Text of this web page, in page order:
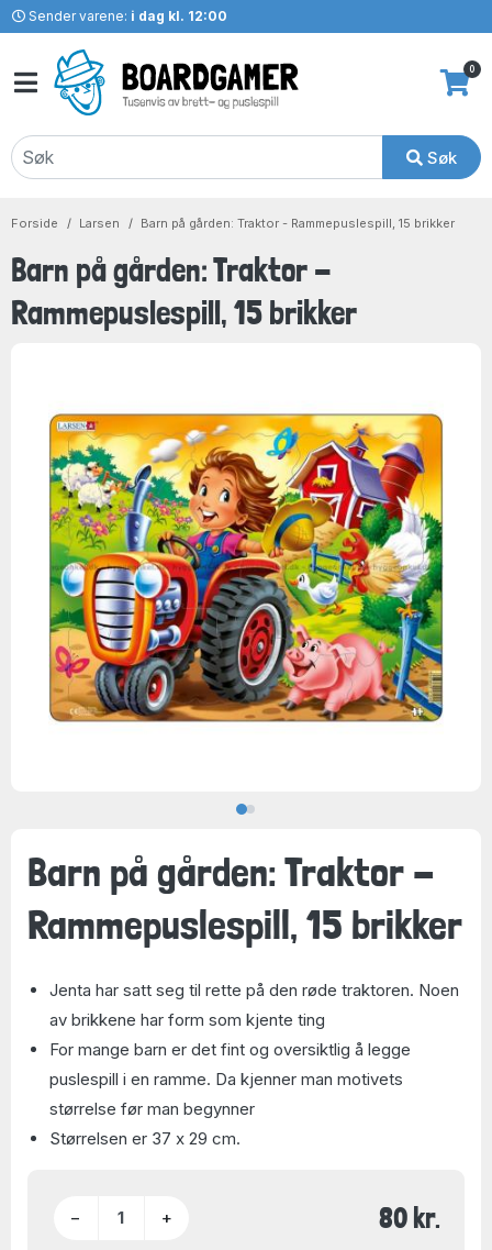
Sender varene: i dag kl. 12:00
Søk
0
Forside Larsen Barn på gården: Traktor - Rammepuslespill, 15 brikker
Barn på gården: Traktor -
Rammepuslespill, 15 brikker
Barn på gården: Traktor -
Rammepuslespill, 15 brikker
Jenta har satt seg til rette på den røde traktoren. Noen
av brikkene har form som kjente ting
For mange barn er det fint og oversiktlig å legge
puslespill i en ramme. Da kjenner man motivets
størrelse før man begynner
Størrelsen er 37 x 29 cm.
− + 80 kr.